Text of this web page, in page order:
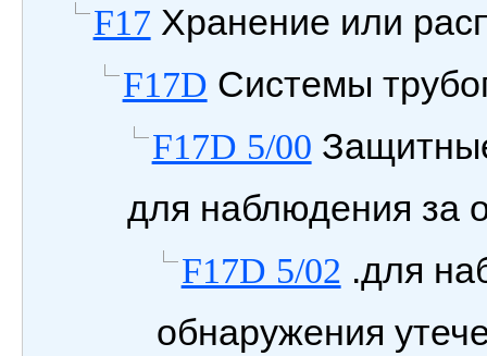
F17 Хранение или
F17D Системы
F17D 5/00
для наблюдения за
F17D 5/02 .для
обнаружения